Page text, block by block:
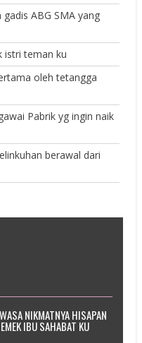
ABG SMA yang
istri teman ku
oleh tetangga
Pabrik yg ingin naik
berawal dari
NIKMATNYA HISAPAN
IBU SAHABAT KU